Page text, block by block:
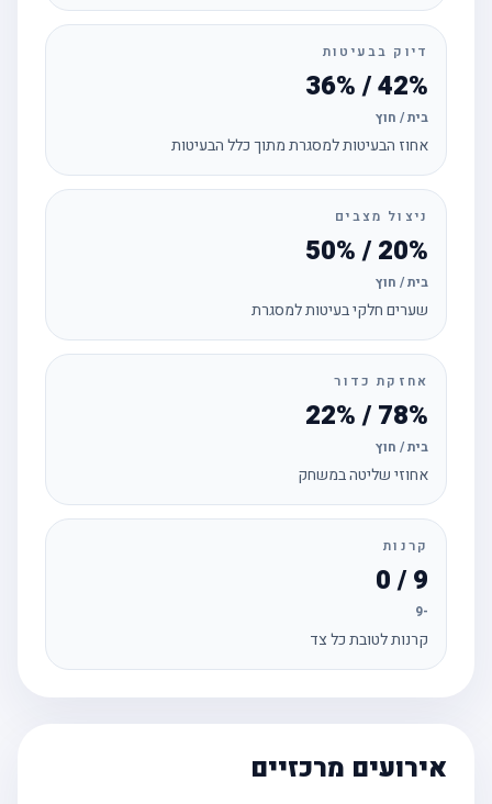
דיוק בבעיטות
42% / 36%
בית / חוץ
אחוז הבעיטות למסגרת מתוך כלל הבעיטות
ניצול מצבים
20% / 50%
בית / חוץ
שערים חלקי בעיטות למסגרת
אחזקת כדור
78% / 22%
בית / חוץ
אחוזי שליטה במשחק
קרנות
קרנות לטובת כל צד
אירועים מרכזיים